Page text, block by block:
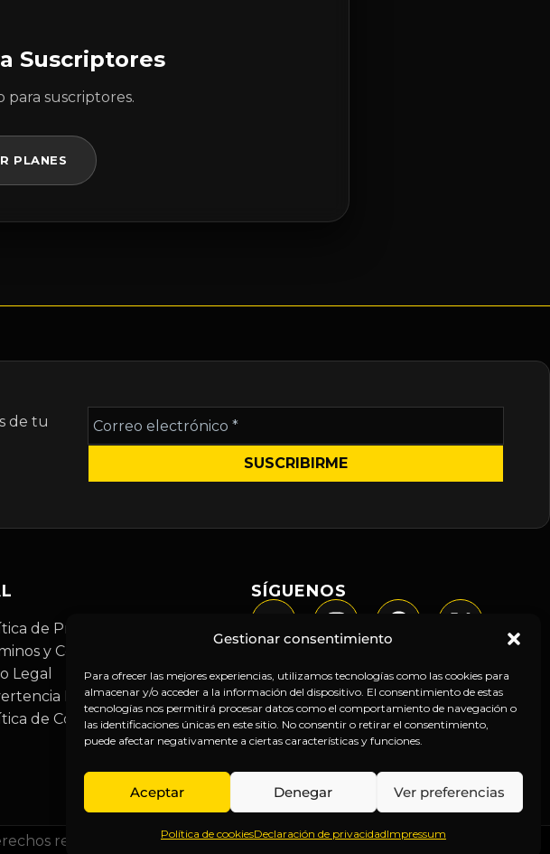
Gestionar consentimiento
Para ofrecer las mejores experiencias, utilizamos tecnologías como las cookies para
almacenar y/o acceder a la información del dispositivo. El consentimiento de estas
tecnologías nos permitirá procesar datos como el comportamiento de navegación o
las identificaciones únicas en este sitio. No consentir o retirar el consentimiento,
puede afectar negativamente a ciertas características y funciones.
Aceptar Denegar Ver preferencias
Política de cookiesDeclaración de privacidadImpressum
Suscriptores
para suscriptores.
PLANES
de tu
Correo
electrónico
*
de Privacidad
y Condiciones
Legal
Financiera
de Cookies
SÍGUENOS
reservados.